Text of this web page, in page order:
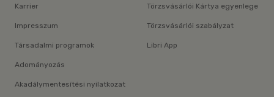
Karrier
Impresszum
Társadalmi programok
Adományozás
Akadálymentesítési nyilatkozat
Törzsvásárlói Kártya egyenlege
Törzsvásárlói szabályzat
Libri App